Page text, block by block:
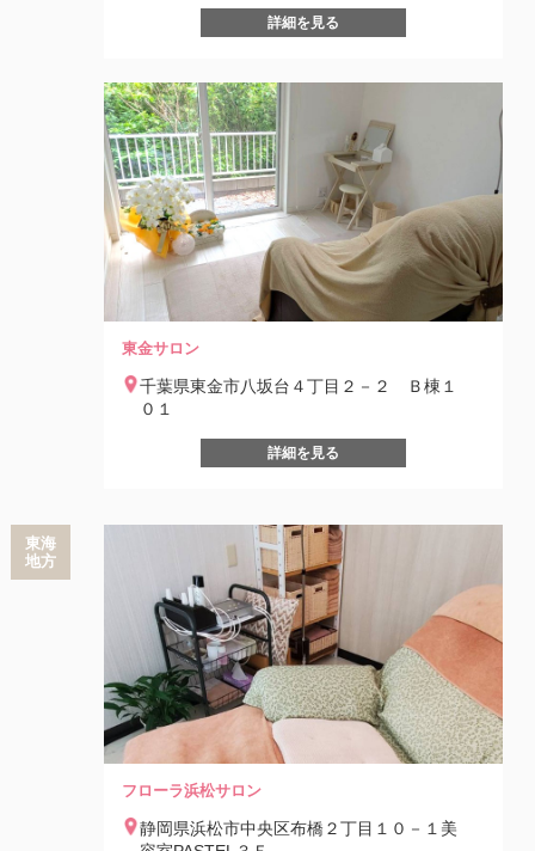
詳細を見る
東金サロン
千葉県東金市八坂台４丁目２－２ Ｂ棟１
０１
詳細を見る
東海
地方
フローラ浜松サロン
静岡県浜松市中央区布橋２丁目１０－１美